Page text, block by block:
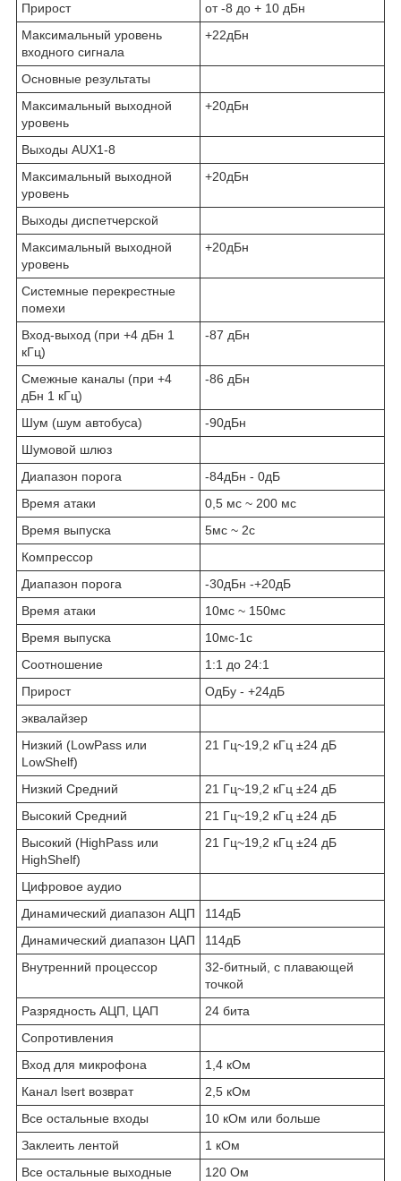
Прирост
от -8 до + 10 дБн
Максимальный уровень
входного сигнала
+22дБн
Основные результаты
Максимальный выходной
уровень
+20дБн
Выходы AUX1-8
Максимальный выходной
уровень
+20дБн
Выходы диспетчерской
Максимальный выходной
уровень
+20дБн
Системные перекрестные
помехи
Вход-выход (при +4 дБн 1
кГц)
-87 дБн
Смежные каналы (при +4
дБн 1 кГц)
-86 дБн
Шум (шум автобуса)
-90дБн
Шумовой шлюз
Диапазон порога
-84дБн - 0дБ
Время атаки
0,5 мс ~ 200 мс
Время выпуска
5мс ~ 2с
Компрессор
Диапазон порога
-30дБн -+20дБ
Время атаки
10мс ~ 150мс
Время выпуска
10мс-1с
Соотношение
1:1 до 24:1
Прирост
ОдБу - +24дБ
эквалайзер
Низкий (LowPass или
LowShelf)
21 Гц~19,2 кГц ±24 дБ
Низкий Средний
21 Гц~19,2 кГц ±24 дБ
Высокий Средний
21 Гц~19,2 кГц ±24 дБ
Высокий (HighPass или
HighShelf)
21 Гц~19,2 кГц ±24 дБ
Цифровое аудио
Динамический диапазон АЦП
114дБ
Динамический диапазон ЦАП
114дБ
Внутренний процессор
32-битный, с плавающей
точкой
Разрядность АЦП, ЦАП
24 бита
Сопротивления
Вход для микрофона
1,4 кОм
Канал lsert возврат
2,5 кОм
Все остальные входы
10 кОм или больше
Заклеить лентой
1 кОм
Все остальные выходные
120 Ом